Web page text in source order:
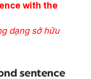
with the
dạng sở hữu